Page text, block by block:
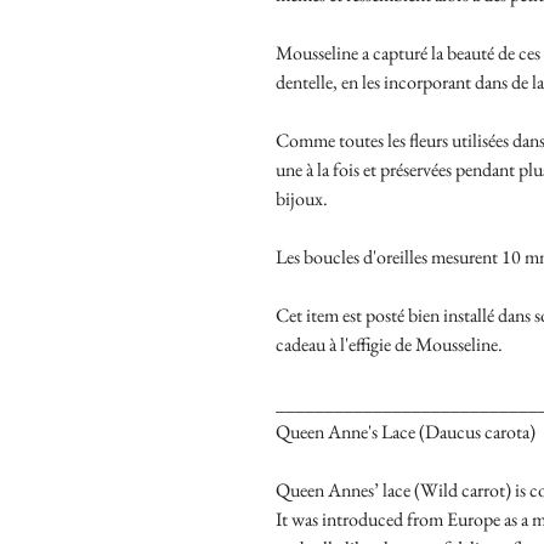
Mousseline a capturé la beauté de
dentelle, en les incorporant dans de
Comme toutes les fleurs utilisées
une à la fois et préservées pendant
bijoux.
Les boucles d'oreilles mesurent 10
Cet item est posté bien installé
cadeau à l'effigie de Mousseline.
Queen Anne's Lace (Daucus carota)
Queen Annes’ lace (Wild carrot) is
It was introduced from Europe as a